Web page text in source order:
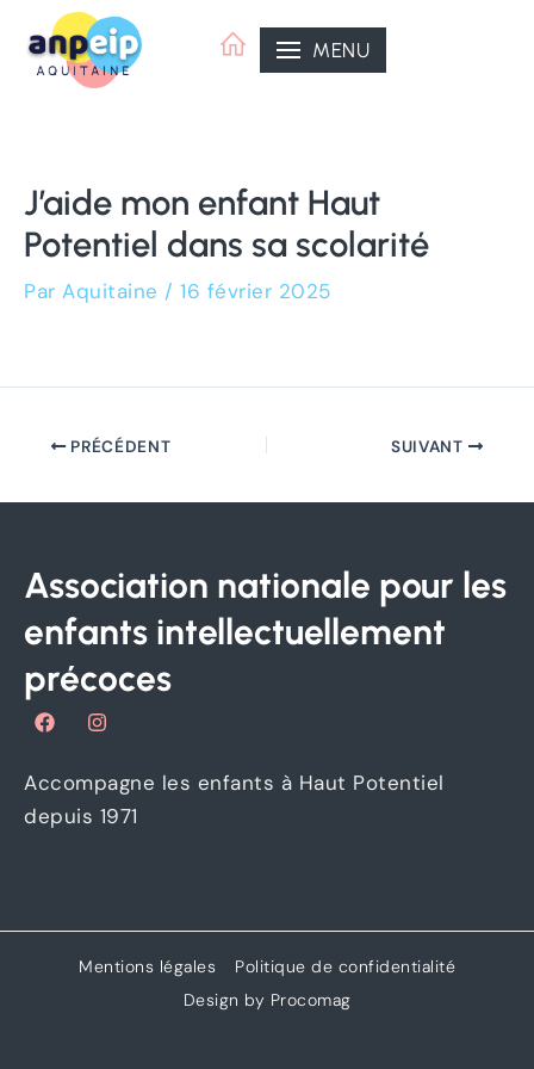
contenu
MENU
J’aide mon enfant Haut
Potentiel dans sa scolarité
Par Aquitaine / 16 février 2025
Navigation
des
articles
PRÉCÉDENT SUIVANT
Association nationale pour les
enfants intellectuellement
précoces
F
a
b
o
o
I
n
a
g
r
Accompagne les enfants à Haut Potentiel
depuis 1971
Mentions légales
Politique de confidentialité
Design by Procomag